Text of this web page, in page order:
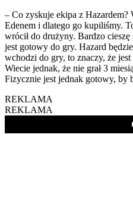
– Co zyskuje ekipa z Hazardem?
Edenem i dlatego go kupiliśmy.
wrócił do drużyny. Bardzo
jest gotowy do gry. Hazard
wchodzi do gry, to znaczy, że
Wiecie jednak, że nie grał 3
Fizycznie jest jednak gotowy, by
REKLAMA
REKLAMA